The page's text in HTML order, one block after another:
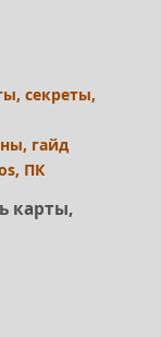
секреты,
гайд
ПК
карты,